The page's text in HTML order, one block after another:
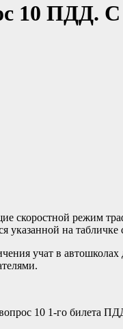
10 ПДД.
скоростной режим
указанной на
учат в
10 1-го билета